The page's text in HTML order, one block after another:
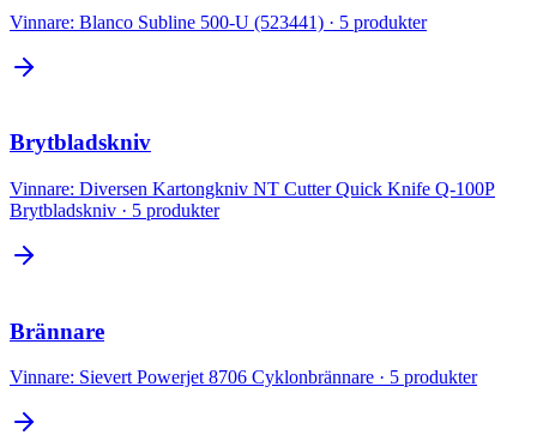
Vinnare: Blanco Subline 500-U (523441) · 5 produkter
Brytbladskniv
Vinnare: Diversen Kartongkniv NT Cutter Quick Knife Q-100P
Brytbladskniv · 5 produkter
Brännare
Vinnare: Sievert Powerjet 8706 Cyklonbrännare · 5 produkter